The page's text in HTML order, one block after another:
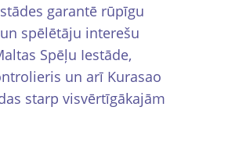
garantē rūpīgu
spēlētāju interešu
Spēļu Iestāde,
un arī Kurasao
starp visvērtīgākajām